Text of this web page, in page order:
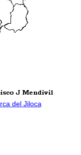
del Jiloca